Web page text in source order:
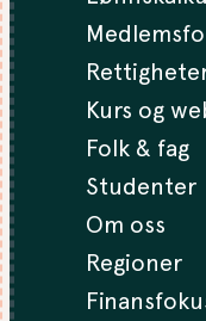
Kurs og
Folk & fag
Studenter
Om oss
Regioner